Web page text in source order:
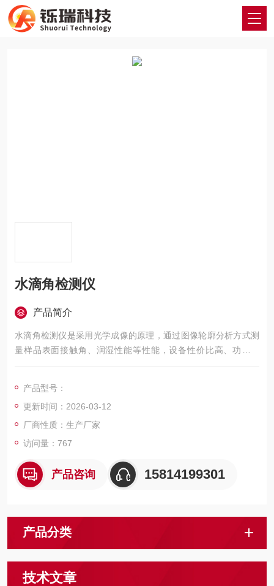
水滴角检测仪
产品简介
水滴角检测仪是采用光学成像的原理，通过图像轮廓分析方式测
量样品表面接触角、润湿性能等性能，设备性价比高、功能全
面、可满足各种常规测量需求，目前已经广泛使用在众多高校院
产品型号：
更新时间：2026-03-12
厂商性质：生产厂家
访问量：767
产品咨询 15814199301
产品分类
技术文章